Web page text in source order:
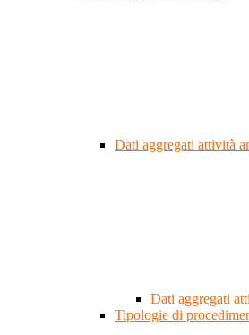
Dati aggregati attività
Dati aggregati
Tipologie di